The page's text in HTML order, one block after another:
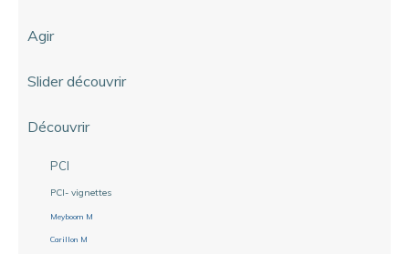
Agir
Slider découvrir
Découvrir
PCI
PCI- vignettes
Meyboom M
Carillon M